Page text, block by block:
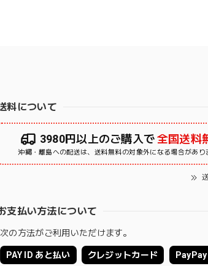
料について
3980円以上のご購入で全国送料
沖縄・離島への配送は、送料無料の対象外になる場合があり
支払い方法について
次の方法がご利用いただけます。
PAY ID あと払い クレジットカード PayPay